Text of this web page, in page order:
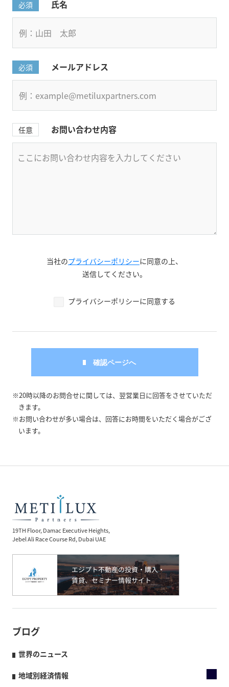
必須 氏名
必須 メールアドレス
任意 お問い合わせ内容
当社のプライバシーポリシーに同意の上、
送信してください。
プライバシーポリシーに同意する
※20時以降のお問合せに関しては、翌営業日に回答をさせていただ
きます。
※お問い合わせが多い場合は、回答にお時間をいただく場合がござ
います。
19TH Floor, Damac Executive Heights,
Jebel Ali Race Course Rd, Dubai UAE
ブログ
世界のニュース
地域別経済情報